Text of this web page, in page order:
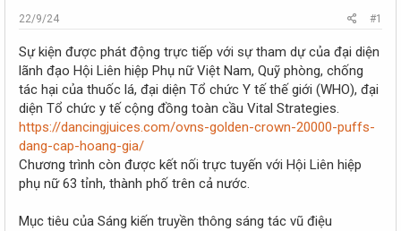
r
t
e
22/9/24 #1
Sự kiện được phát động trực tiếp với sự tham dự của đại diện
lãnh đạo Hội Liên hiệp Phụ nữ Việt Nam, Quỹ phòng, chống
tác hại của thuốc lá, đại diện Tổ chức Y tế thế giới (WHO), đại
diện Tổ chức y tế cộng đồng toàn cầu Vital Strategies.
https://dancingjuices.com/ovns-golden-crown-20000-puffs-
dang-cap-hoang-gia/
Chương trình còn được kết nối trực tuyến với Hội Liên hiệp
phụ nữ 63 tỉnh, thành phố trên cả nước.
Mục tiêu của Sáng kiến truyền thông sáng tác vũ điệu